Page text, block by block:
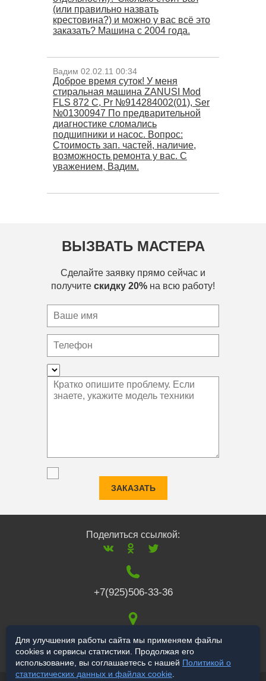
(или правильно назвать
крестовина?) и можно у вас всё это
заказать? Машина с 2004 года.
Вадим 02.02.11 00:34
Доброе время суток! У меня
стиральная машина ZANUSI Mod
FLS 872 C, Pr №914284002(01), Ser
№01300947 По предварительной
диагностике сломались
подшипники и насос. Вопрос:
Стоимость зап. частей, наличие,
возможность ремонта у вас. С
уважением, Вадим.
ВЫЗВАТЬ МАСТЕРА
Сделайте заявку прямо сейчас и
получите скидку 20% на всю работу!
ЗАКАЗАТЬ
Поделиться ссылкой:
+7(925)506-33-36
117519,г. Москва,
Варшавское ш., 132
Для улучшения работы сайта мы применяем файлы
cookies и сервисы статистики. Продолжая его
использование, вы соглашаетесь с нашей Политикой о
статистических данных и файлах cookie